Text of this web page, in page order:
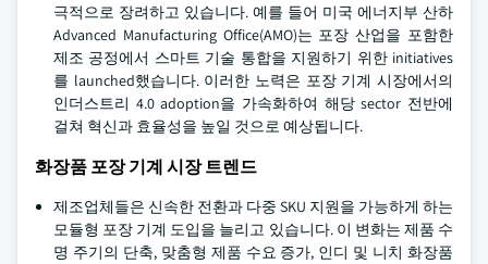
극적으로 장려하고 있습니다. 예를 들어 미국 에너지부 산하
Advanced Manufacturing Office(AMO)는 포장 산업을 포함한
제조 공정에서 스마트 기술 통합을 지원하기 위한 initiatives
를 launched했습니다. 이러한 노력은 포장 기계 시장에서의
인더스트리 4.0 adoption을 가속화하여 해당 sector 전반에
걸쳐 혁신과 효율성을 높일 것으로 예상됩니다.
화장품 포장 기계 시장 트렌드
제조업체들은 신속한 전환과 다중 SKU 지원을 가능하게 하는
모듈형 포장 기계 도입을 늘리고 있습니다. 이 변화는 제품 수
명 주기의 단축, 맞춤형 제품 수요 증가, 인디 및 니치 화장품